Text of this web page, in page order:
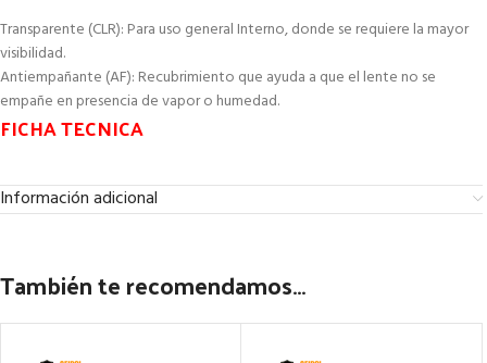
Transparente (CLR): Para uso general Interno, donde se requiere la mayor
visibilidad.
Antiempañante (AF): Recubrimiento que ayuda a que el lente no se
empañe en presencia de vapor o humedad.
FICHA TECNICA
Información adicional
También te recomendamos…